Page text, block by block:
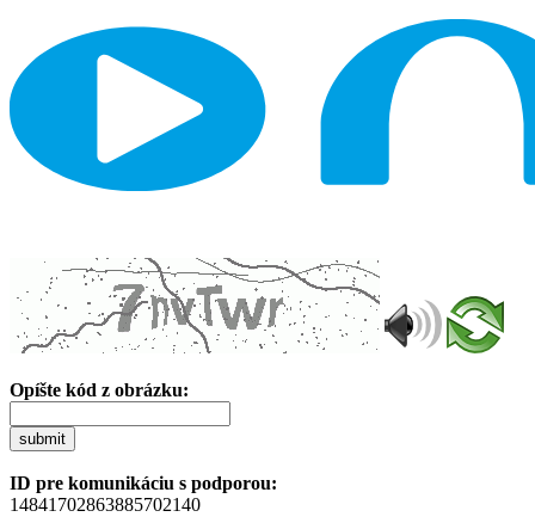
Opíšte kód z obrázku:
submit
ID pre komunikáciu s podporou:
14841702863885702140